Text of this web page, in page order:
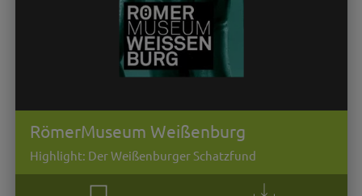
RömerMuseum Weißenburg
Highlight: Der Weißenburger Schatzfund